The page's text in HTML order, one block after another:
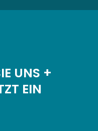
UNS +
EIN